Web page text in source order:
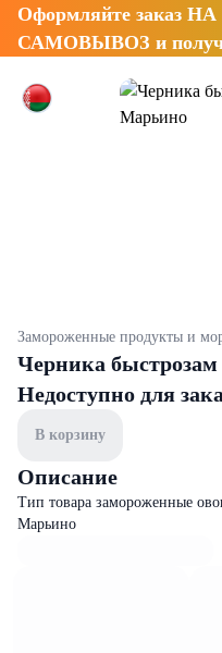
Оформляйте заказ НА
САМОВЫВОЗ и
Замороженные продукты и
Черника
Недоступно для
В корзину
Описание
Тип товара замороженные
Марьино